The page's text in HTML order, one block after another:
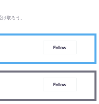
取ろう。
Follow
Follow